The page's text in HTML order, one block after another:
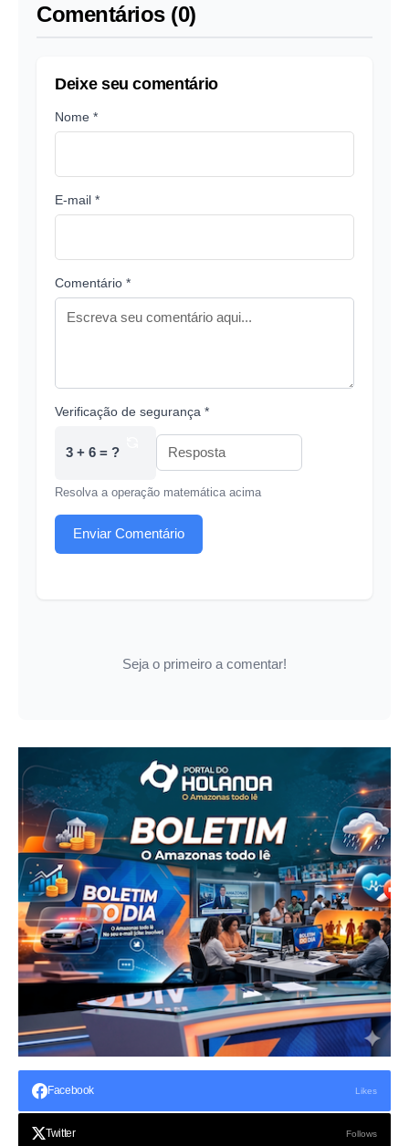
Comentários (0)
Deixe seu comentário
Nome *
E-mail *
Comentário *
Verificação de segurança *
3 + 6 = ?
Resolva a operação matemática acima
Enviar Comentário
Seja o primeiro a comentar!
Facebook Likes
Twitter Follows